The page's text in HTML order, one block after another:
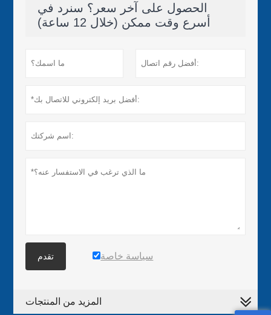
الحصول على آخر سعر؟ سنرد في
أسرع وقت ممكن (خلال 12 ساعة)
تقدم سياسة خاصة
المزيد من المنتجات